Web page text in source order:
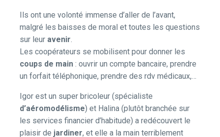
Ils ont une volonté immense d’aller de l’avant,
malgré les baisses de moral et toutes les questions
sur leur avenir
Les coopérateurs se mobilisent pour donner les
coups de main : ouvrir un compte bancaire, prendre
un forfait téléphonique, prendre des rdv médicaux,…
Igor est un super bricoleur (spécialiste
d’aéromodélisme) et Halina (plutôt branchée sur
les services financier d’habitude) a redécouvert le
plaisir de jardiner, et elle a la main terriblement